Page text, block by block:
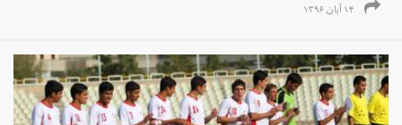
۱۴ آبان ۱۳۹۶